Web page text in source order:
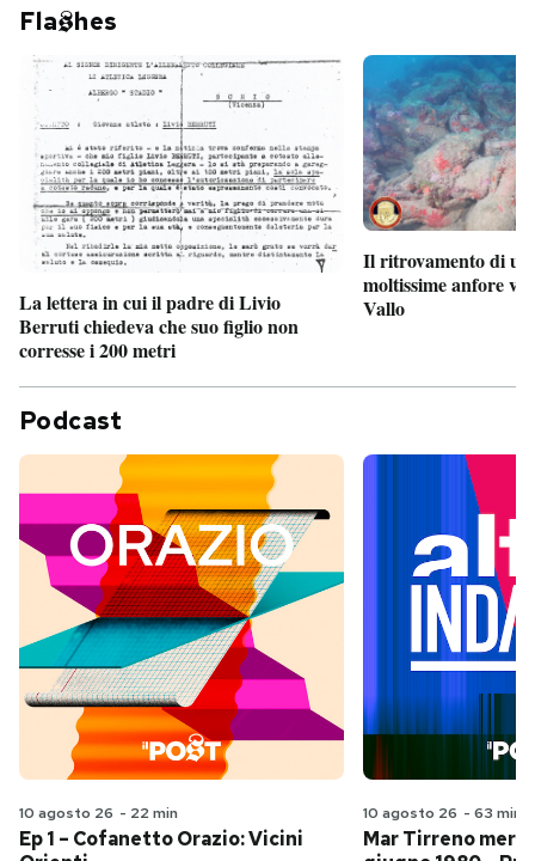
Fla hes
La lettera in cui il padre di Livio
Berruti chiedeva che suo figlio non
corresse i 200 metri
Il ritrovamento di
moltissime anfore
Vallo
Podcast
10 agosto 26 - 22 min
Ep 1 – Cofanetto Orazio: Vicini
10 agosto 26 - 63 min
Mar Tirreno